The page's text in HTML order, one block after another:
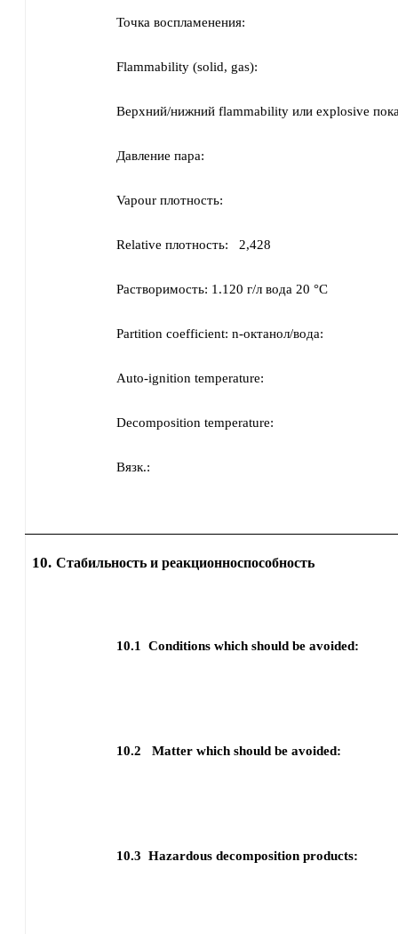
Точка воспламенения:
Flammability (solid, gas):
Верхний/нижний flammability или explosive
Давление пара:
Vapour плотность:
Relative плотность: 2,428
Растворимость: 1.120 г/л вода 20 °C
Partition coefficient: n-октанол/вода:
Auto-ignition temperature:
Decomposition temperature:
Вязк.:
10. Стабильность и реакционноспособность
10.1 Conditions which should be avoided:
10.2 Matter which should be avoided:
10.3 Hazardous decomposition products: